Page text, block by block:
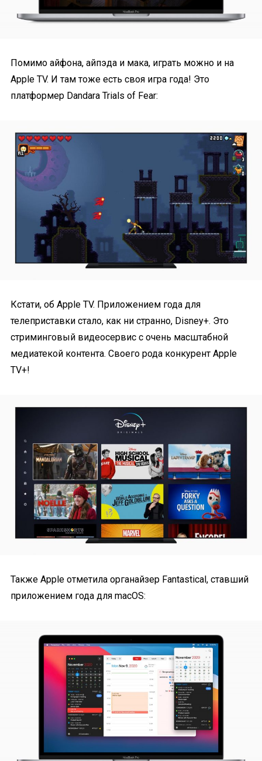
Помимо айфона, айпэда и мака, играть можно и на
Apple TV. И там тоже есть своя игра года! Это
платформер Dandara Trials of Fear:
Кстати, об Apple TV. Приложением года для
телеприставки стало, как ни странно, Disney+. Это
стриминговый видеосервис с очень масштабной
медиатекой контента. Своего рода конкурент Apple
TV+!
Также Apple отметила органайзер Fantastical, ставший
приложением года для macOS: